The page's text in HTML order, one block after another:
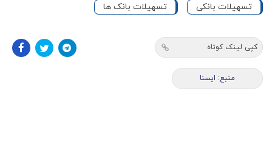
تسهیلات بانکی تسهیلات بانک ها
کپی لینک کوتاه
منبع: ایسنا